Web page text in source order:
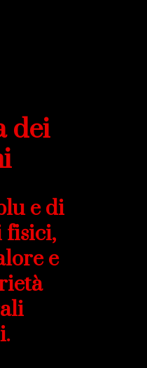
dei
e di
fisici,
e